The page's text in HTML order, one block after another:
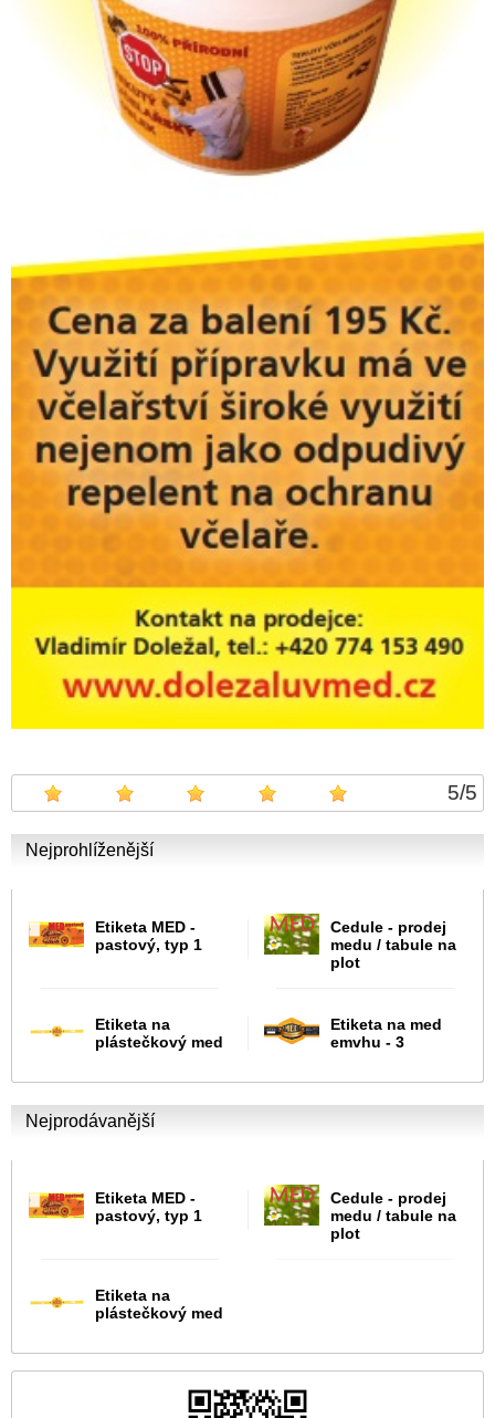
5/5
Nejprohlíženější
Etiketa MED -
pastový, typ 1
Cedule - prodej
medu / tabule na
plot
Etiketa na
plástečkový med
Etiketa na med
emvhu - 3
Nejprodávanější
Etiketa MED -
pastový, typ 1
Cedule - prodej
medu / tabule na
plot
Etiketa na
plástečkový med